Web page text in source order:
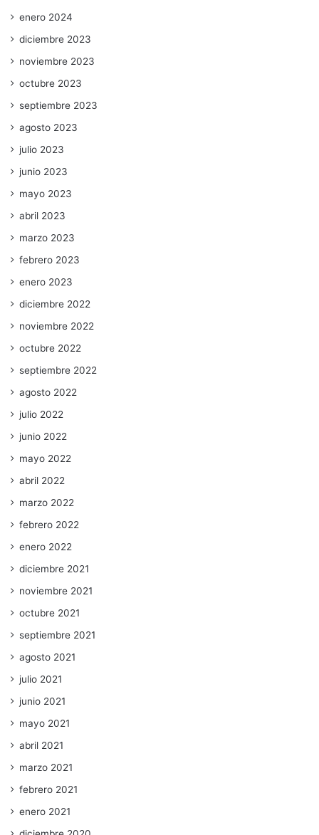
enero 2024
diciembre 2023
noviembre 2023
octubre 2023
septiembre 2023
agosto 2023
julio 2023
junio 2023
mayo 2023
abril 2023
marzo 2023
febrero 2023
enero 2023
diciembre 2022
noviembre 2022
octubre 2022
septiembre 2022
agosto 2022
julio 2022
junio 2022
mayo 2022
abril 2022
marzo 2022
febrero 2022
enero 2022
diciembre 2021
noviembre 2021
octubre 2021
septiembre 2021
agosto 2021
julio 2021
junio 2021
mayo 2021
abril 2021
marzo 2021
febrero 2021
enero 2021